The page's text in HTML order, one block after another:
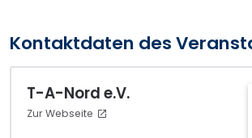
Kontaktdaten des
T-A-Nord e.V.
Zur Webseite